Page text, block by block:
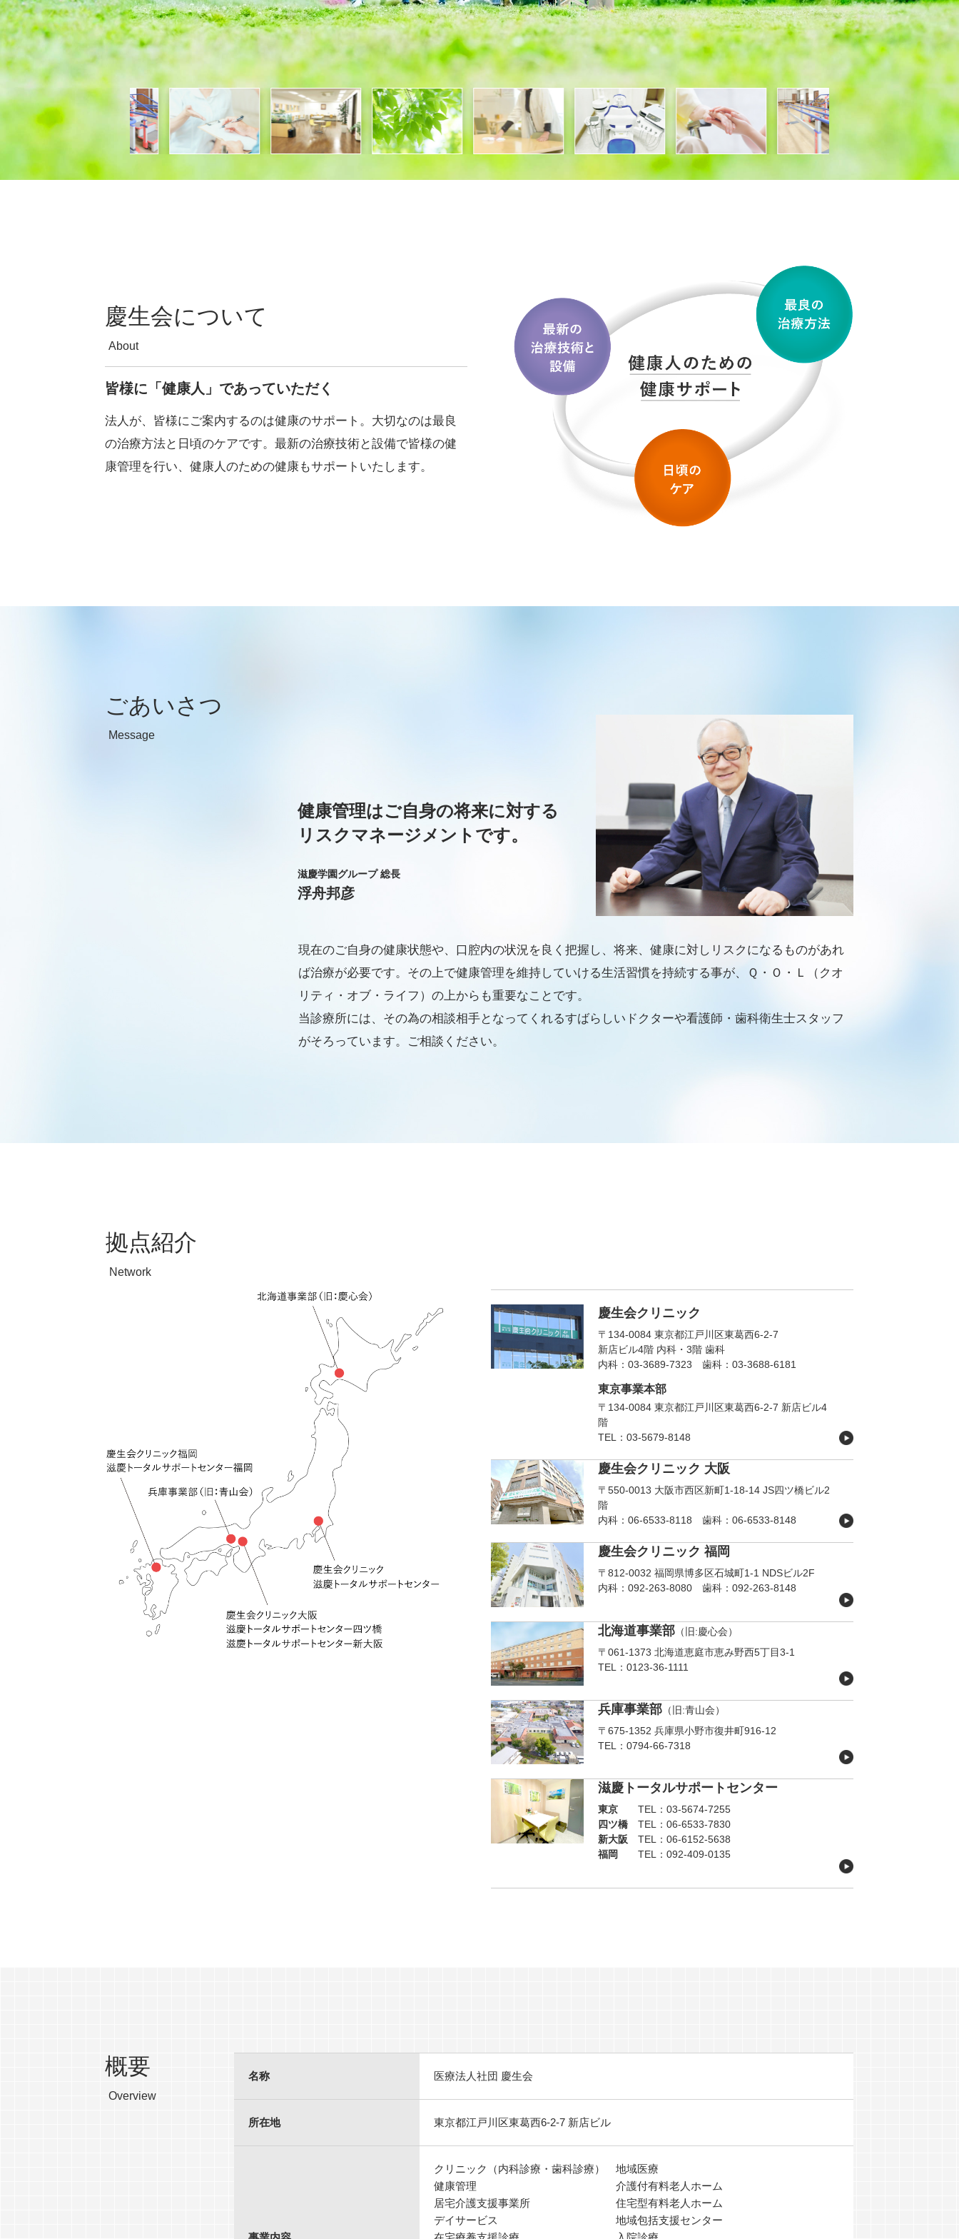
慶生会について
About
皆様に「健康人」であっていただく
法人が、皆様にご案内するのは健康のサポート。大切なのは最良
の治療方法と日頃のケアです。最新の治療技術と設備で皆様の健
康管理を行い、健康人のための健康もサポートいたします。
ごあいさつ
Message
健康管理はご自身の将来に対する
リスクマネージメントです。
滋慶学園グループ 総長
浮舟邦彦
現在のご自身の健康状態や、口腔内の状況を良く把握し、将来、健康に対しリスクになるものがあれ
ば治療が必要です。その上で健康管理を維持していける生活習慣を持続する事が、Ｑ・Ｏ・Ｌ（クオ
リティ・オブ・ライフ）の上からも重要なことです。
当診療所には、その為の相談相手となってくれるすばらしいドクターや看護師・歯科衛生士スタッフ
がそろっています。ご相談ください。
拠点紹介
Network
慶生会クリニック
〒134-0084 東京都江戸川区東葛西6-2-7
新店ビル4階 内科・3階 歯科
内科：03-3689-7323 歯科：03-3688-6181
東京事業本部
〒134-0084 東京都江戸川区東葛西6-2-7 新店ビル4
階
TEL：03-5679-8148
慶生会クリニック 大阪
〒550-0013 大阪市西区新町1-18-14 JS四ツ橋ビル2
階
内科：06-6533-8118 歯科：06-6533-8148
慶生会クリニック 福岡
〒812-0032 福岡県博多区石城町1-1 NDSビル2F
内科：092-263-8080 歯科：092-263-8148
北海道事業部（旧:慶心会）
〒061-1373 北海道恵庭市恵み野西5丁目3-1
TEL：0123-36-1111
兵庫事業部（旧:青山会）
〒675-1352 兵庫県小野市復井町916-12
TEL：0794-66-7318
滋慶トータルサポートセンター
東京TEL：03-5674-7255
四ツ橋TEL：06-6533-7830
新大阪 TEL：06-6152-5638
福岡
TEL：092-409-0135
概要
Overview
名称 医療法人社団 慶生会
所在地 東京都江戸川区東葛西6-2-7 新店ビル
クリニック（内科診療・歯科診療）
地域医療
健康管理
介護付有料老人ホーム
居宅介護支援事業所
住宅型有料老人ホーム
デイサービス
地域包括支援センター